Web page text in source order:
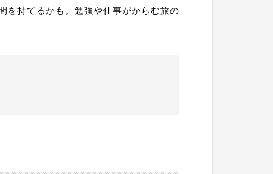
を持てるかも。勉強や仕事がからむ旅の